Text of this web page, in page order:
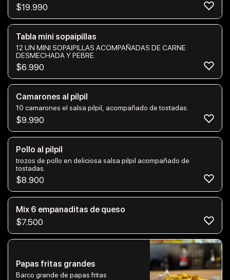
$19.990
Tabla mini sopaipillas
12 UN MINI SOPAIPILLAS ACOMPAÑADAS DE CARNE
DESMECHADA Y PEBRE.
$6.990
Camarones al pilpil
10 camarones el salsa pilpil, acompañado de tostadas.
$9.990
Pollo al pilpil
trozos de pollo en deliciosa salsa pilpil acompañado de
tostadas.
$8.900
Mix 6 empanaditas de queso
$7.500
Papas fritas grandes
Barco grande de papas fritas